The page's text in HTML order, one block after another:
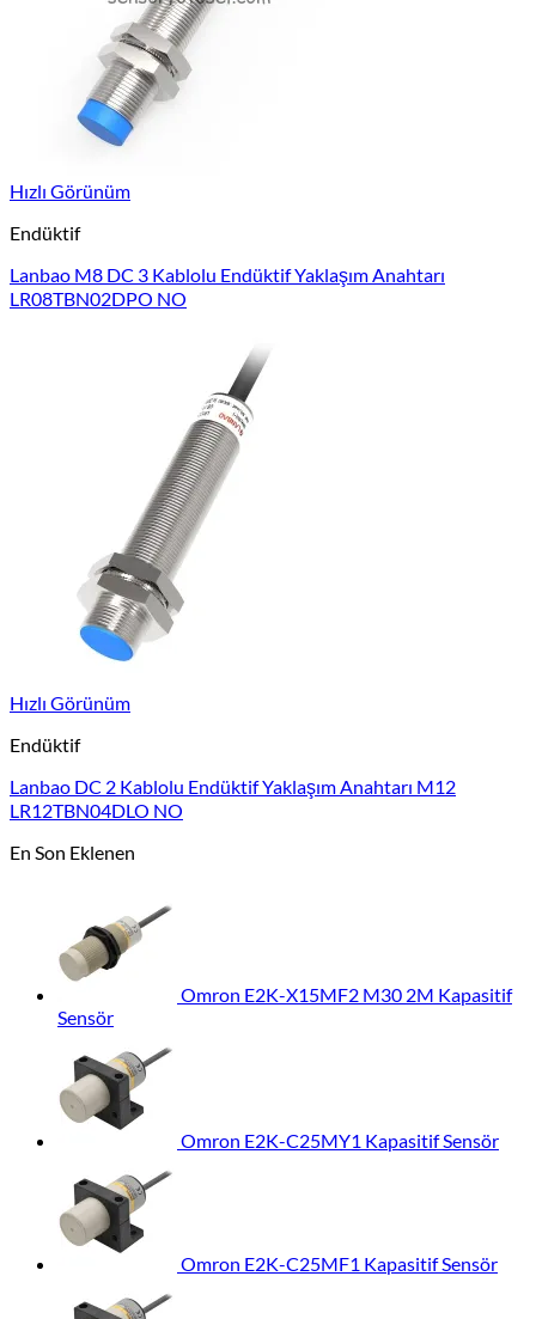
Hızlı Görünüm
Endüktif
Lanbao M8 DC 3 Kablolu Endüktif Yaklaşım Anahtarı
LR08TBN02DPO NO
Hızlı Görünüm
Endüktif
Lanbao DC 2 Kablolu Endüktif Yaklaşım Anahtarı M12
LR12TBN04DLO NO
En Son Eklenen
Omron E2K-X15MF2 M30 2M Kapasitif
Sensör
Omron E2K-C25MY1 Kapasitif Sensör
Omron E2K-C25MF1 Kapasitif Sensör